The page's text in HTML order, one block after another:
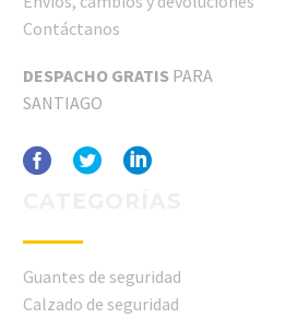
Contáctanos
DESPACHO GRATIS PARA
SANTIAGO
Guantes de seguridad
Calzado de seguridad